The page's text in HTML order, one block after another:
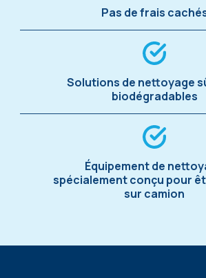
Pas de frais
Solutions de nettoyage
biodégradables
Équipement de
spécialement conçu pour
sur camion